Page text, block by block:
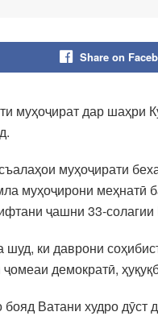
Share on
муҳоҷират дар шаҳри
муҳоҷирати
муҳоҷирони меҳнатӣ
ҷашни 33-
шуд, ки даврони
демократӣ,
Ватани худро